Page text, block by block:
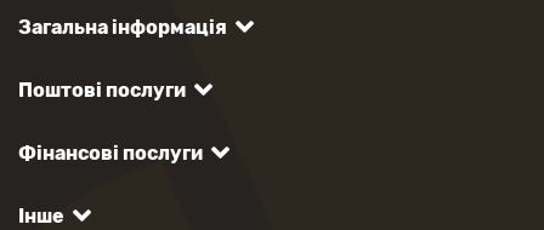
Загальна інформація
Поштові послуги
Фінансові послуги
Інше